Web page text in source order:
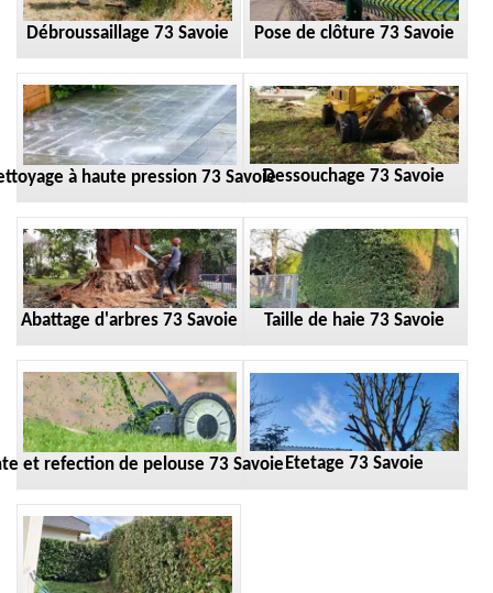
Débroussaillage 73 Savoie Pose de clôture 73 Savoie
à haute pression 73 SavoieDessouchage 73 Savoie
Abattage d'arbres 73 Savoie Taille de haie 73 Savoie
et refection de pelouse 73 Savoie Etetage 73 Savoie